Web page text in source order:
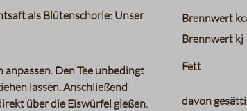
als Blütenschorle: Unser
Den Tee unbedingt
lassen. Anschließend
über die Eiswürfel gießen.
Brennwert
Brennwert kj
Fett
davon